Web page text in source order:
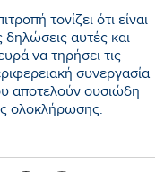
τονίζει ότι είναι
δηλώσεις αυτές και
να τηρήσει τις
συνεργασία
αποτελούν ουσιώδη
ολοκλήρωσης.